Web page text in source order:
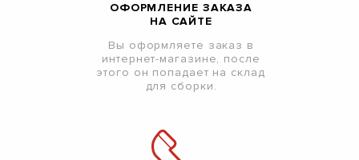
ОФОРМЛЕНИЕ ЗАКАЗА
НА САЙТЕ
Вы оформляете заказ в
интернет-магазине, после
этого он попадает на склад
для сборки.